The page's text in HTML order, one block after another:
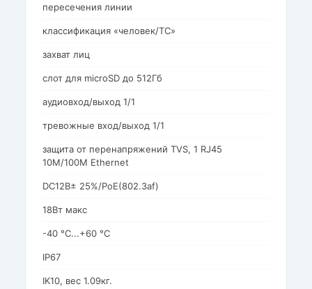
пересечения линии
классификация «человек/ТС»
захват лиц
слот для microSD до 512Гб
аудиовход/выход 1/1
тревожные вход/выход 1/1
защита от перенапряжений TVS, 1 RJ45
10M/100M Ethernet
DC12В± 25%/PoE(802.3af)
18Вт макс
-40 °C...+60 °C
IP67
IK10, вес 1.09кг.